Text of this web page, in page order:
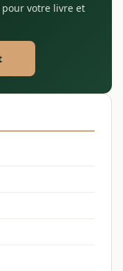
votre livre et